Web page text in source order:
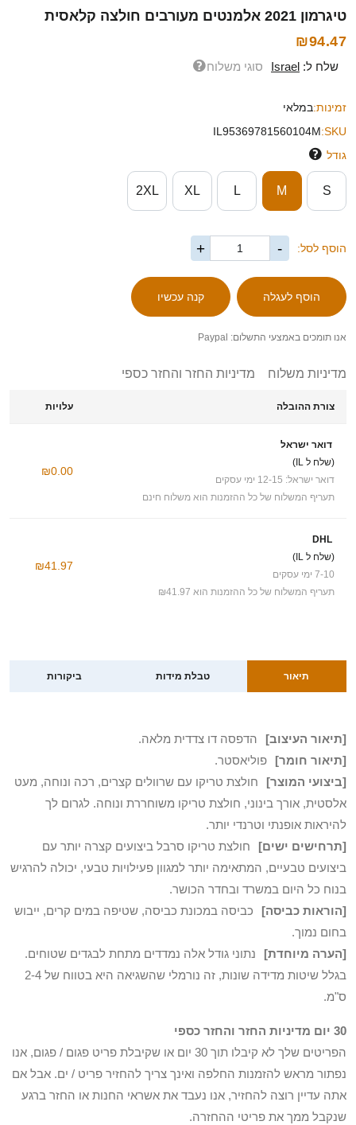
טיגרמון 2021 אלמנטים מעורבים חולצה קלאסית
₪94.47
שלח ל: Israel סוגי משלוח
זמינות:במלאי
SKU:
IL95369781560104M
גודל
S
M
L
XL
2XL
הוסף לסל: -
+
אנו תומכים באמצעי התשלום: Paypal
מדיניות משלוח מדיניות החזר והחזר כספי
צורת ההובלה עלויות
דואר ישראל
(שלח ל IL)
דואר ישראל: 12-15 ימי עסקים
תעריף המשלוח של כל ההזמנות הוא משלוח חינם
₪0.00
DHL
(שלח ל IL)
7-10 ימי עסקים
תעריף המשלוח של כל ההזמנות הוא ₪41.97
₪41.97
תיאור טבלת מידות ביקורות
[תיאור העיצוב]
הדפסה דו צדדית מלאה.
[תיאור חומר]
פוליאסטר.
[ביצועי המוצר]
חולצת טריקו עם שרוולים קצרים, רכה ונוחה, מעט
אלסטית, אורך בינוני, חולצת טריקו משוחררת ונוחה. לגרום לך
להיראות אופנתי וטרנדי יותר.
[תרחישים ישים]
חולצת טריקו סרבל ביצועים קצרה יותר עם
ביצועים טבעיים, המתאימה יותר למגוון פעילויות טבעי, יכולה להרגיש
בנוח כל היום במשרד ובחדר הכושר.
[הוראות כביסה]
כביסה במכונת כביסה, שטיפה במים קרים, ייבוש
בחום נמוך.
[הערה מיוחדת]
נתוני גודל אלה נמדדים מתחת לבגדים שטוחים.
בגלל שיטות מדידה שונות, זה נורמלי שהשגיאה היא בטווח של 2-4
ס"מ.
30 יום מדיניות החזר והחזר כספי
הפריטים שלך לא קיבלו תוך 30 יום או שקיבלת פריט פגום / פגום, אנו
נפתור מראש להזמנות החלפה ואינך צריך להחזיר פריט / ים. אבל אם
אתה עדיין רוצה להחזיר, אנו נעבד את אשראי החנות או החזר ברגע
שנקבל ממך את פריטי ההחזרה.